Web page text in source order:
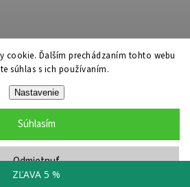
cookie. Ďalším prechádzaním tohto webu
súhlas s ich používaním.
Nastavenie
Odmietnuť
Súhlasím
vytvořil a nakódoval
ZĽAVA 5 %